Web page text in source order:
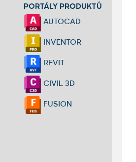
PORTÁLY PRODUKTŮ
AUTOCAD
INVENTOR
REVIT
CIVIL 3D
FUSION